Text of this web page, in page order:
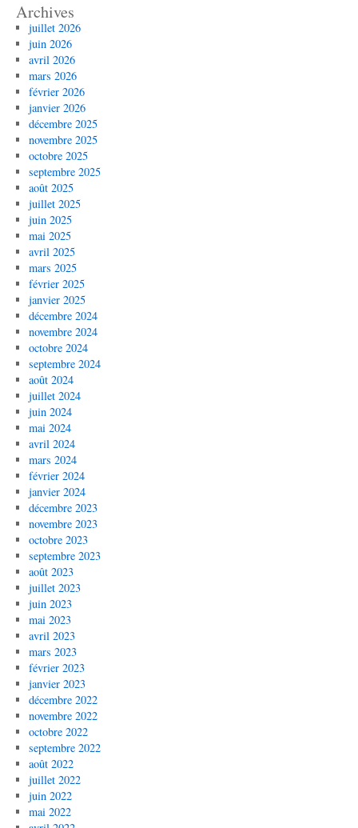
Archives
juillet 2026
juin 2026
avril 2026
mars 2026
février 2026
janvier 2026
décembre 2025
novembre 2025
octobre 2025
septembre 2025
août 2025
juillet 2025
juin 2025
mai 2025
avril 2025
mars 2025
février 2025
janvier 2025
décembre 2024
novembre 2024
octobre 2024
septembre 2024
août 2024
juillet 2024
juin 2024
mai 2024
avril 2024
mars 2024
février 2024
janvier 2024
décembre 2023
novembre 2023
octobre 2023
septembre 2023
août 2023
juillet 2023
juin 2023
mai 2023
avril 2023
mars 2023
février 2023
janvier 2023
décembre 2022
novembre 2022
octobre 2022
septembre 2022
août 2022
juillet 2022
juin 2022
mai 2022